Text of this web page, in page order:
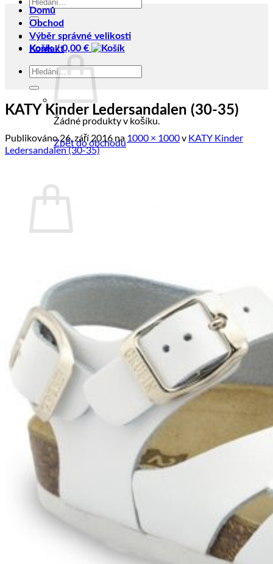
Košík /0,00 €
Žádné produkty v košíku.
Zpět do obchodu
Zpět do obchodu
Domů
Obchod
Výběr správné velikosti
Kontakt
Hledat:
KATY Kinder Ledersandalen (30-35)
Publikováno26. září 2016 na 1000 × 1000v KATY Kinder
Ledersandalen (30-35)